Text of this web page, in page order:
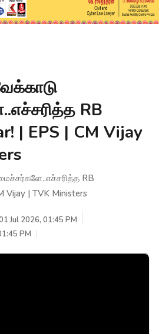
RB
| EPS | CM Vijay
RB
Vijay | TVK Ministers
Jul 2026, 01:45 PM
PM